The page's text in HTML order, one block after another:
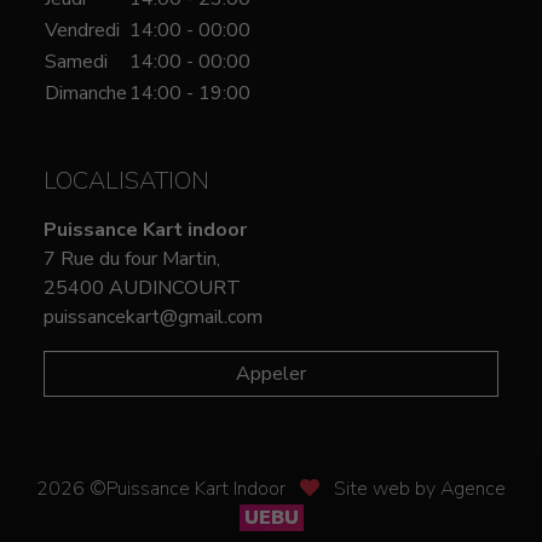
Vendredi 14:00 - 00:00
Samedi
14:00 - 00:00
Dimanche 14:00 - 19:00
LOCALISATION
Puissance Kart indoor
7 Rue du four Martin,
25400 AUDINCOURT
puissancekart@gmail.com
Appeler
2026 ©Puissance Kart Indoor
Site web by Agence
UEBU